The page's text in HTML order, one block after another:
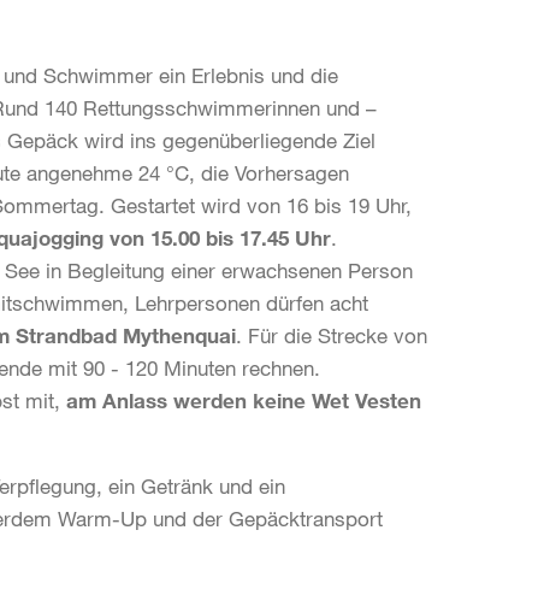
Schwimmer ein Erlebnis und die
140 Rettungsschwimm­erinnen und –
wird ins gegenüberliegende Ziel
angenehme 24 °C, die Vorhersagen
Gestartet wird von 16 bis 19 Uhr,
von 15.00 bis 17.45 Uhr.
in Begleitung einer erwachsenen Person
Lehrpersonen dürfen acht
Strandbad Mythenquai. Für die Strecke von
mit 90 - 120 Minuten rechnen.
mit,am Anlass werden keine Wet Vesten
ein Getränk und ein
Warm-Up und der Gepäcktransport